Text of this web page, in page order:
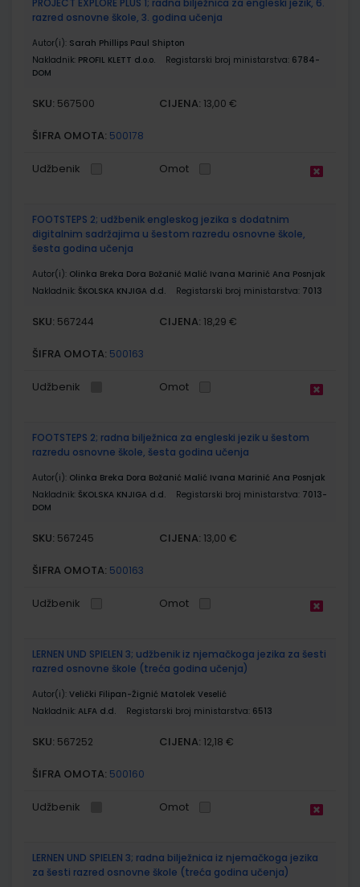
PROJECT EXPLORE PLUS 1; radna bilježnica za engleski jezik, 6.
razred osnovne škole, 3. godina učenja
Autor(i): Sarah Phillips Paul Shipton
Nakladnik: PROFIL KLETT d.o.o. Registarski broj ministarstva: 6784-
DOM
SKU: 567500 CIJENA: 13,00 €
ŠIFRA OMOTA: 500178
Udžbenik Omot
FOOTSTEPS 2; udžbenik engleskog jezika s dodatnim
digitalnim sadržajima u šestom razredu osnovne škole,
šesta godina učenja
Autor(i): Olinka Breka Dora Božanić Malić Ivana Marinić Ana Posnjak
Nakladnik: ŠKOLSKA KNJIGA d.d. Registarski broj ministarstva: 7013
SKU: 567244 CIJENA: 18,29 €
ŠIFRA OMOTA: 500163
Udžbenik Omot
FOOTSTEPS 2; radna bilježnica za engleski jezik u šestom
razredu osnovne škole, šesta godina učenja
Autor(i): Olinka Breka Dora Božanić Malić Ivana Marinić Ana Posnjak
Nakladnik: ŠKOLSKA KNJIGA d.d. Registarski broj ministarstva: 7013-
DOM
SKU: 567245 CIJENA: 13,00 €
ŠIFRA OMOTA: 500163
Udžbenik Omot
LERNEN UND SPIELEN 3; udžbenik iz njemačkoga jezika za šesti
razred osnovne škole (treća godina učenja)
Autor(i): Velički Filipan-Žignić Matolek Veselić
Nakladnik: ALFA d.d. Registarski broj ministarstva: 6513
SKU: 567252 CIJENA: 12,18 €
ŠIFRA OMOTA: 500160
Udžbenik Omot
LERNEN UND SPIELEN 3; radna bilježnica iz njemačkoga jezika
za šesti razred osnovne škole (treća godina učenja)